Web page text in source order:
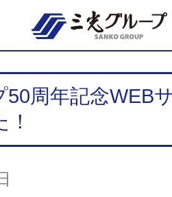
50周年記念WEB